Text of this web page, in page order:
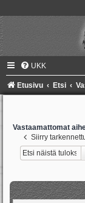
UKK
Etusivu Etsi
Vastaamattomat
Siirry